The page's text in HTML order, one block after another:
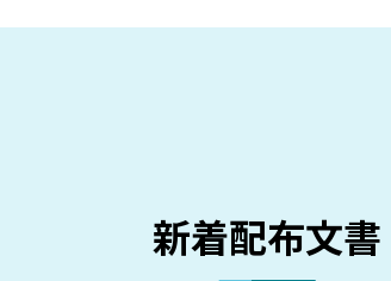
新着配布文書